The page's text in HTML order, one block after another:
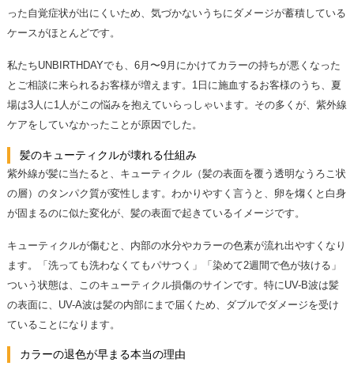
った自覚症状が出にくいため、気づかないうちにダメージが蓄積している
ケースがほとんどです。
私たちUNBIRTHDAYでも、6月〜9月にかけてカラーの持ちが悪くなった
とご相談に来られるお客様が増えます。1日に施血するお客様のうち、夏
場は3人に1人がこの悩みを抱えていらっしゃいます。その多くが、紫外線
ケアをしていなかったことが原因でした。
髪のキューティクルが壊れる仕組み
紫外線が髪に当たると、キューティクル（髪の表面を覆う透明なうろこ状
の層）のタンパク質が変性します。わかりやすく言うと、卵を煼くと白身
が固まるのに似た変化が、髪の表面で起きているイメージです。
キューティクルが傷むと、内部の水分やカラーの色素が流れ出やすくなり
ます。「洗っても洗わなくてもパサつく」「染めて2週間で色が抜ける」
ついう状態は、このキューティクル損傷のサインです。特にUV-B波は髪
の表面に、UV-A波は髪の内部にまで届くため、ダブルでダメージを受け
ていることになります。
カラーの退色が早まる本当の理由